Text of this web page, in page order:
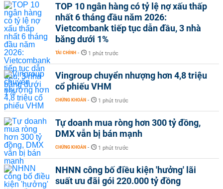
TOP 10 ngân hàng có tỷ lệ nợ xấu thấp
nhất 6 tháng đầu năm 2026:
Vietcombank tiếp tục dẫn đầu, 3 nhà
băng dưới 1%
TÀI CHÍNH - 1 phút trước
Vingroup chuyển nhượng hơn 4,8 triệu
cổ phiếu VHM
CHỨNG KHOÁN - 1 phút trước
Tự doanh mua ròng hơn 300 tỷ đồng,
DMX vẫn bị bán mạnh
CHỨNG KHOÁN - 1 phút trước
NHNN công bố điều kiện 'hưởng' lãi
suất ưu đãi gói 220.000 tỷ đồng